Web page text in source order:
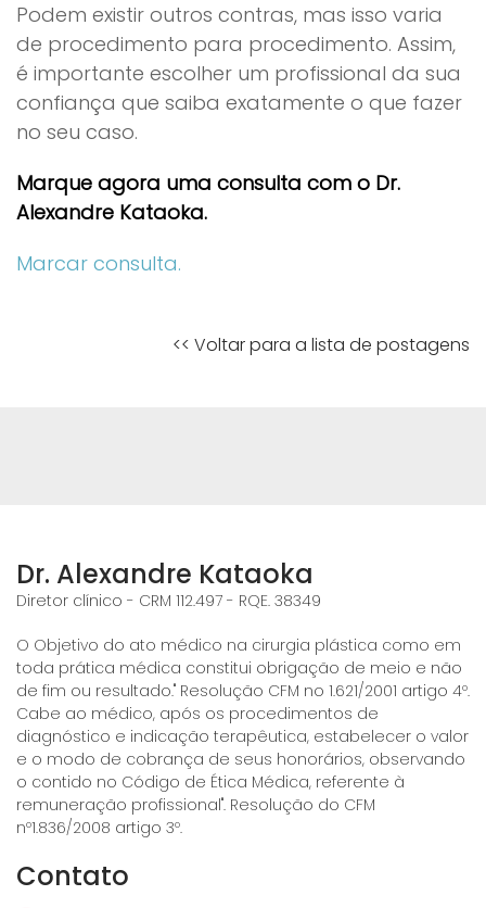
Podem existir outros contras, mas isso varia
de procedimento para procedimento. Assim,
é importante escolher um profissional da sua
confiança que saiba exatamente o que fazer
no seu caso.
Marque agora uma consulta com o Dr.
Alexandre Kataoka.
Marcar consulta.
<< Voltar para a lista de postagens
Dr. Alexandre Kataoka
Diretor clínico - CRM 112.497 - RQE. 38349
O Objetivo do ato médico na cirurgia plástica como em
toda prática médica constitui obrigação de meio e não
de fim ou resultado." Resolução CFM no 1.621/2001 artigo 4º.
Cabe ao médico, após os procedimentos de
diagnóstico e indicação terapêutica, estabelecer o valor
e o modo de cobrança de seus honorários, observando
o contido no Código de Ética Médica, referente à
remuneração profissional". Resolução do CFM
nº1.836/2008 artigo 3º.
Contato